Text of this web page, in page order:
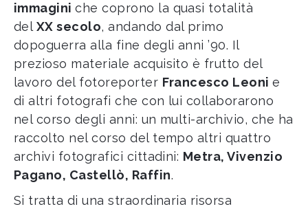
immaginiche coprono la quasi totalità
del XX secolo, andando dal primo
dopoguerra alla fine degli anni ’90. Il
prezioso materiale acquisito è frutto del
lavoro del fotoreporter Francesco Leonie
di altri fotografi che con lui collaborarono
nel corso degli anni: un multi-archivio, che ha
raccolto nel corso del tempo altri quattro
archivi fotografici cittadini: Metra, Vivenzio
Pagano, Castellò, Raffin.
Si tratta di una straordinaria risorsa